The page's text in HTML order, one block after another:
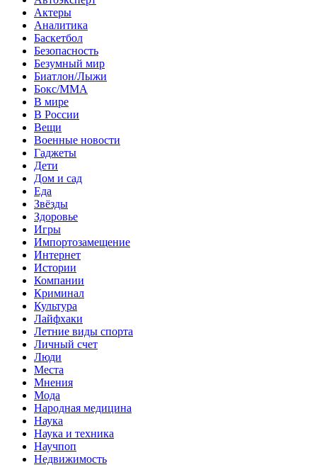
Актеры
Аналитика
Баскетбол
Безопасность
Безумный мир
Биатлон/Лыжи
Бокс/MMA
В мире
В России
Вещи
Военные новости
Гаджеты
Дети
Дом и сад
Еда
Звёзды
Здоровье
Игры
Импортозамещение
Интернет
Истории
Компании
Криминал
Культура
Лайфхаки
Летние виды спорта
Личный счет
Люди
Места
Мнения
Мода
Народная медицина
Наука
Наука и техника
Научпоп
Недвижимость